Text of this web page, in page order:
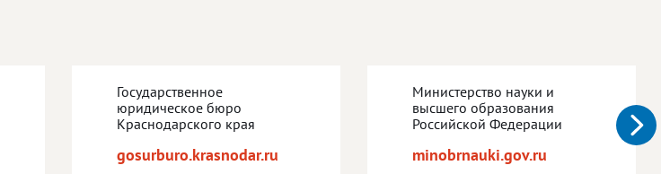
Государственное
юридическое бюро
Краснодарского края
gosurburo.krasnodar.ru
Министерство науки и
высшего образования
Российской Федерации
minobrnauki.gov.ru